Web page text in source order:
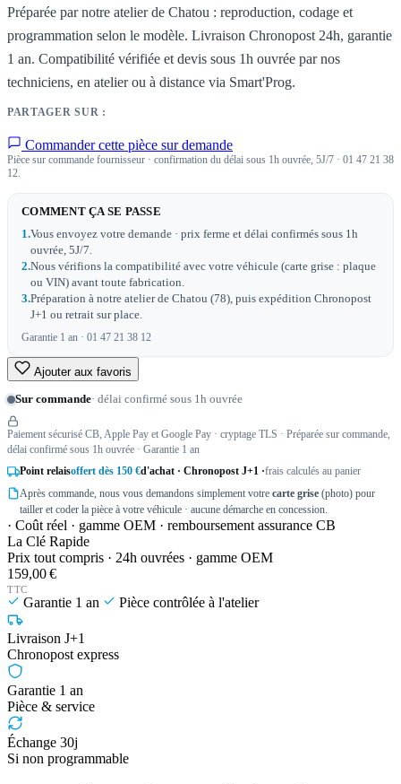
Préparée par notre atelier de Chatou : reproduction, codage et
programmation selon le modèle. Livraison Chronopost 24h, garantie
1 an. Compatibilité vérifiée et devis sous 1h ouvrée par nos
techniciens, en atelier ou à distance via Smart'Prog.
PARTAGER SUR :
Commander cette pièce sur demande
Pièce sur commande fournisseur · confirmation du délai sous 1h ouvrée, 5J/7 · 01 47 21 38
12.
COMMENT ÇA SE PASSE
1.Vous envoyez votre demande · prix ferme et délai confirmés sous 1h
ouvrée, 5J/7.
2.Nous vérifions la compatibilité avec votre véhicule (carte grise : plaque
ou VIN) avant toute fabrication.
3.Préparation à notre atelier de Chatou (78), puis expédition Chronopost
J+1 ou retrait sur place.
Garantie 1 an · 01 47 21 38 12
Ajouter aux favoris
Sur commande· délai confirmé sous 1h ouvrée
Paiement sécurisé CB, Apple Pay et Google Pay · cryptage TLS · Préparée sur commande,
délai confirmé sous 1h ouvrée · Garantie 1 an
Point relaisoffert dès 150 €d'achat · Chronopost J+1 ·frais calculés au panier
Après commande, nous vous demandons simplement votre carte grise (photo) pour
tailler et coder la pièce à votre véhicule · aucune démarche en concession.
· Coût réel · gamme OEM · remboursement assurance CB
La Clé Rapide
Prix tout compris · 24h ouvrées · gamme OEM
159,00 €
TTC
Garantie 1 an Pièce contrôlée à l'atelier
Livraison J+1
Chronopost express
Garantie 1 an
Pièce & service
Échange 30j
Si non programmable